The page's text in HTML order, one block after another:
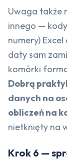
Uwaga także
innego —
numery)
daty sam
komórki
Dobrą
danych na
obliczeń na
nietknięty na
Krok 6 —